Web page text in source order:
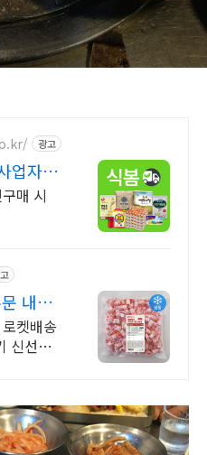
광고
업자
매 시
내일
켓배송
신선도